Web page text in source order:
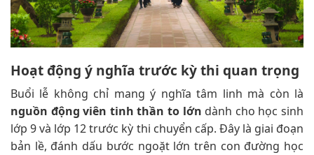
Hoạt động ý nghĩa trước kỳ thi quan trọng
Buổi lễ không chỉ mang ý nghĩa tâm linh mà còn là
nguồn động viên tinh thần to lớn dành cho học sinh
lớp 9 và lớp 12 trước kỳ thi chuyển cấp. Đây là giai đoạn
bản lề, đánh dấu bước ngoặt lớn trên con đường học